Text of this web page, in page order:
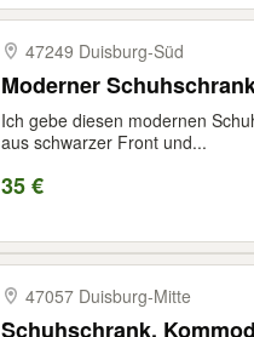
47249 Duisburg-​Süd
Moderner
Ich gebe diesen modernen
aus schwarzer Front und...
35 €
47057 Duisburg-​Mitte
Schuhschrank,